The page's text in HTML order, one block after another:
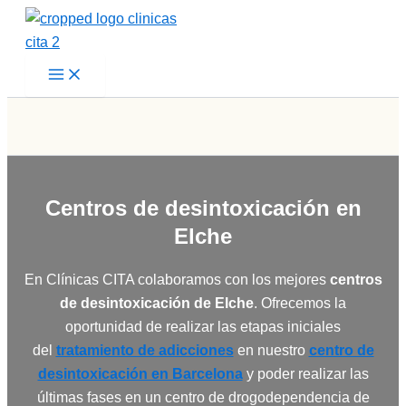
Centros de desintoxicación en
Elche
En Clínicas CITA colaboramos con los mejores centros
de desintoxicación de Elche. Ofrecemos la
oportunidad de realizar las etapas iniciales
del tratamiento de adiccionesen nuestro centro de
desintoxicación en Barcelonay poder realizar las
últimas fases en un centro de drogodependencia de